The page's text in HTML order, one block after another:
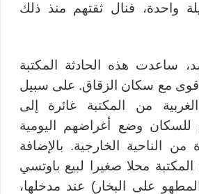
واحدة، فنال ثقتهم منذ ذلك
ساعدت هذه الحادثة المكتبة
مع سكان الزقاق. على سبيل
الغربية من المكتبة غائرة إلى
للسكان وضع أغراضهم اليومية
من الناحية الخارجية. بالإضافة
محلا صغيرا لبيع باوتسي
على البخار) عند مدخلها،